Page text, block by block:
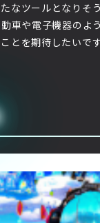
なツールとなりそう
車や電子機器のよ
とを期待したいで